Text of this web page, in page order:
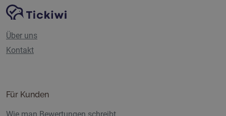
Website-Navigation
Tickiwi-Plattform
Über uns
Kontakt
Für Kunden